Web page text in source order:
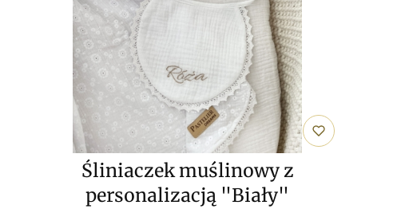
Śliniaczek muślinowy z
personalizacją "Biały"